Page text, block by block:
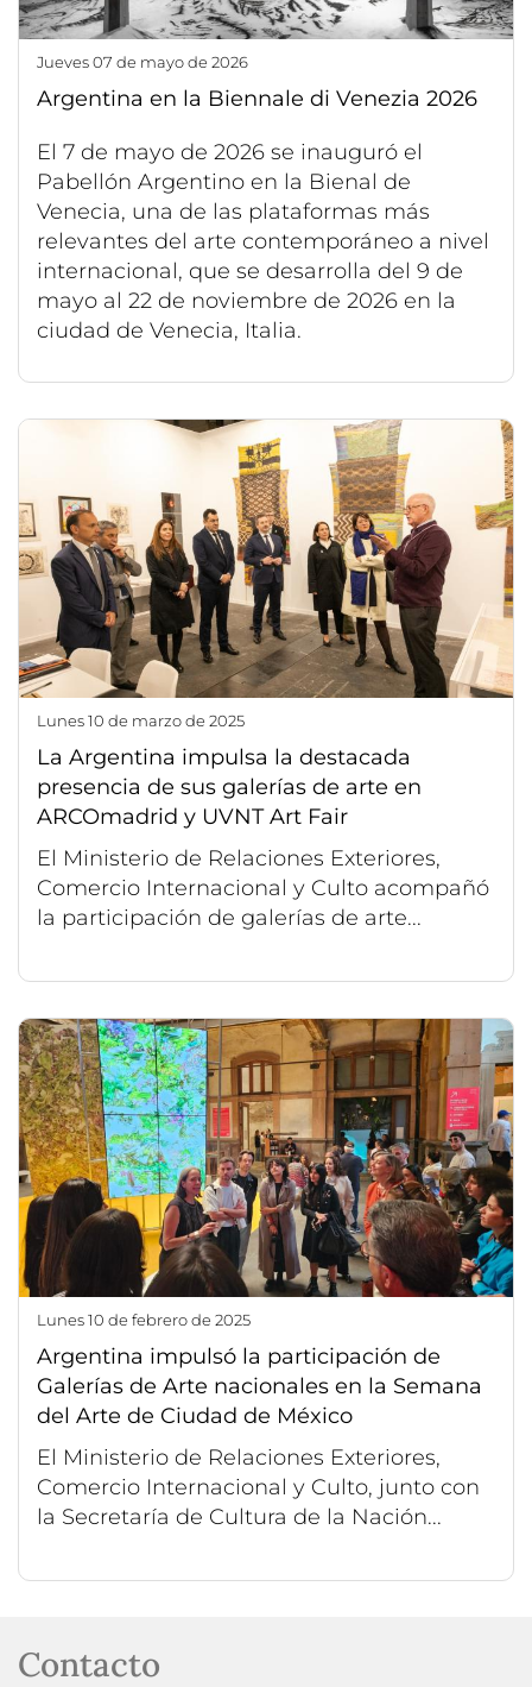
jueves 07 de mayo de 2026
Argentina en la Biennale di Venezia 2026
El 7 de mayo de 2026 se inauguró el
Pabellón Argentino en la Bienal de
Venecia, una de las plataformas más
relevantes del arte contemporáneo a nivel
internacional, que se desarrolla del 9 de
mayo al 22 de noviembre de 2026 en la
ciudad de Venecia, Italia.
lunes 10 de marzo de 2025
La Argentina impulsa la destacada
presencia de sus galerías de arte en
ARCOmadrid y UVNT Art Fair
El Ministerio de Relaciones Exteriores,
Comercio Internacional y Culto acompañó
la participación de galerías de arte...
lunes 10 de febrero de 2025
Argentina impulsó la participación de
Galerías de Arte nacionales en la Semana
del Arte de Ciudad de México
El Ministerio de Relaciones Exteriores,
Comercio Internacional y Culto, junto con
la Secretaría de Cultura de la Nación...
Contacto